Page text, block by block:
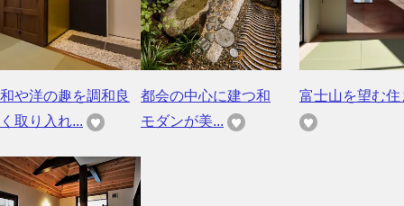
和や洋の趣を調和良
く取り入れ...
都会の中心に建つ和
モダンが美...
富士山を望む住